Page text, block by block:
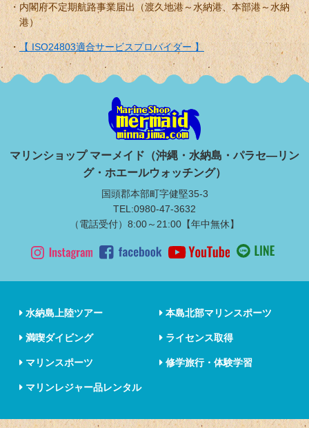
内閣府不定期航路事業届出（渡久地港～水納港、本部港～水納
港）
【 ISO24803適合サービスプロバイダー 】
マリンショップ マーメイド（沖縄・水納島・パラセ―リン
グ・ホエールウォッチング）
国頭郡本部町字健堅35-3
TEL:0980-47-3632
（電話受付）8:00～21:00【年中無休】
水納島上陸ツアー 本島北部マリンスポーツ
満喫ダイビング ライセンス取得
マリンスポーツ 修学旅行・体験学習
マリンレジャー品レンタル